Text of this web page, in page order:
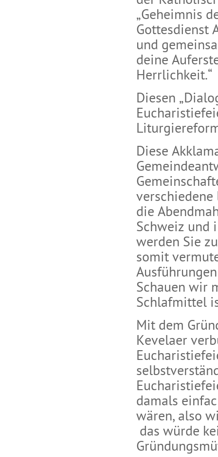
„Geheimnis
Gottesdienst
und
deine
Herrlichkeit.“
Diesen
Diese
die
Schweiz und
werden Sie
somit
Schauen wir
Schlafmittel
Mit dem
Kevelaer
damals
wären, also
das würde